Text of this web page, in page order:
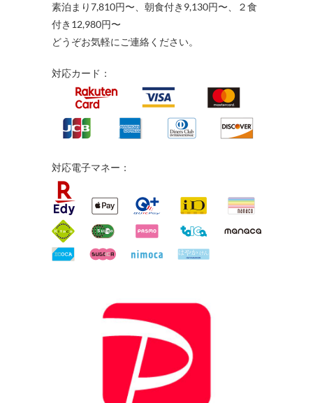
素泊まり7,810円〜、朝食付き9,130円〜、２食
付き12,980円〜
どうぞお気軽にご連絡ください。
対応カード：
対応電子マネー：